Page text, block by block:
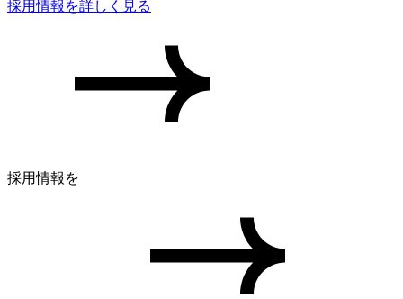
採用情報を詳しく見る
採用情報を